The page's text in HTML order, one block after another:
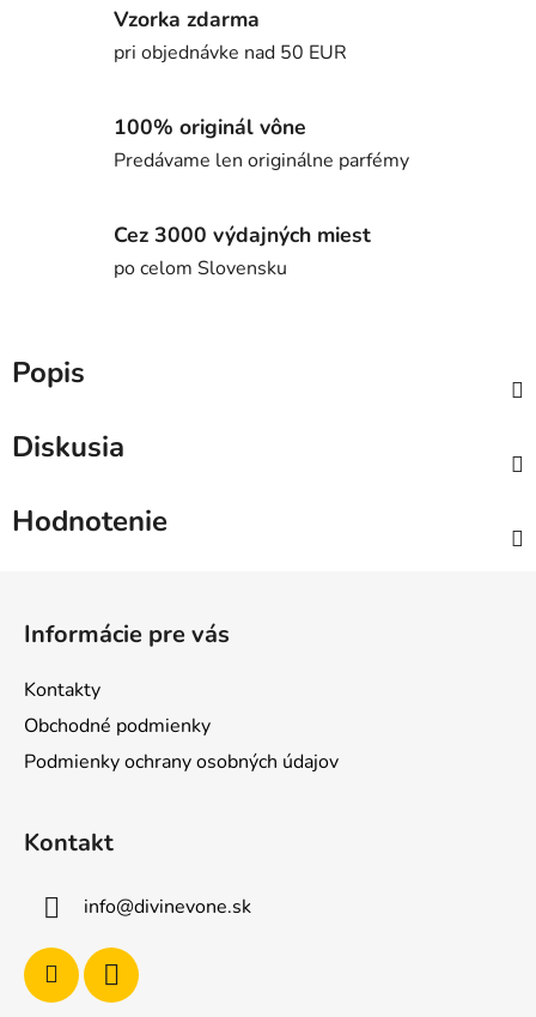
Vzorka zdarma
pri objednávke nad 50 EUR
100% originál vône
Predávame len originálne parfémy
Cez 3000 výdajných miest
po celom Slovensku
Popis
Diskusia
Hodnotenie
Informácie pre vás
Kontakty
Obchodné podmienky
Podmienky ochrany osobných údajov
Kontakt
info@divinevone.sk